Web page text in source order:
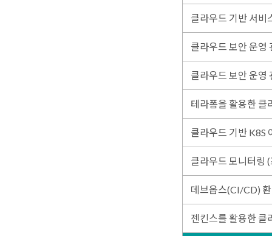
클라우드 기반 서비
클라우드 보안 운영
클라우드 보안 운영
테라폼을 활용한 클
클라우드 기반 K8S
클라우드 모니터링
데브옵스(CI/CD)
젠킨스를 활용한 클